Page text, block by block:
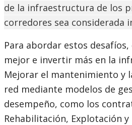
de la infraestructura de los
corredores sea considerada
Para abordar estos
mejor e invertir más en la
Mejorar el mantenimiento y
red mediante modelos de
desempeño, como los
Rehabilitación, Explotación